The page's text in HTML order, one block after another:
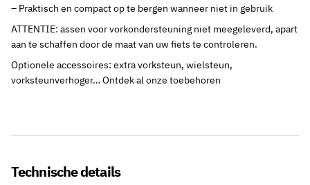
– Praktisch en compact op te bergen wanneer niet in gebruik
ATTENTIE: assen voor vorkondersteuning niet meegeleverd, apart
aan te schaffen door de maat van uw fiets te controleren.
Optionele accessoires: extra vorksteun, wielsteun,
vorksteunverhoger… Ontdek al onze toebehoren
Technische details